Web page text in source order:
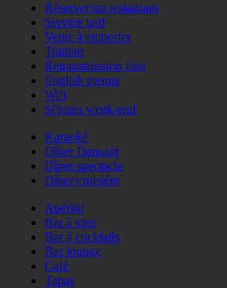
Réserver un restaurant
Service tard
Vente à emporter
Traiteur
Retransmission foot
English menus
Wifi
Séjours week-end
Karaoké
Dîner Dansant
Dîner spectacle
Dîner croisière
Apéritif
Bar à vins
Bar à cocktails
Bar lounge
Café
Tapas